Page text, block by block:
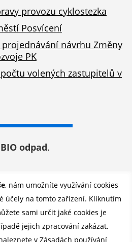
provozu cyklostezka
Posvícení
návrhu Změny
PK
volených zastupitelů v
BIO odpad.
e-mailem
ZDE.
, nám umožníte využívání cookies
účely na tomto zařízení. Kliknutím
sami určit jaké cookies je
jejich zpracování zakázat.
v Zásadách používání